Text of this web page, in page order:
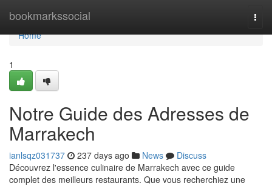
bookmarkssocial
Home
Home
1
Notre Guide des Adresses de
Marrakech
ianlsqz031737 237 days ago News
Discuss
Découvrez l'essence culinaire de Marrakech avec ce guide
complet des meilleurs restaurants. Que vous recherchiez une